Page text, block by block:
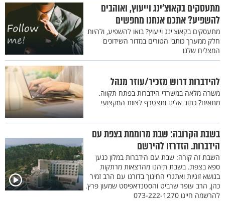
מתעסקים בקאוצ’ינג וייעוץ, ואוהבים
להשפיע? אתכם אנחנו מחפשים
מתעסקים בקאוצ'ינג וייעוץ? בואו להשפיע, ולהיות
חלק ממערך כותבי הטורים במדור השידוכים
המצליח שלנו
להידברות דרוש מזכיר/עוזר מנהל
משרה מלאה במשרדי הידברות בפתח תקווה.
מתאים? כתוב אלינו ותצטרף לצוות המקצועי
בשבת הקרובה: שבת מרוממת בצפת עם
הידברות. הזדרזו להירשם
השבת זה קורה: שבת עם הידברות במלון כנען
ספא בצפת. בשבת תיהנו מהרצאות מרתקות
בנושא זוגיות ואתגרי החינוך בדורנו עם הרב זמיר
כהן, הרב עופר שרביט והסטנדאפיסט שמעון פרץ.
להרשמה חייגו 073-222-1270